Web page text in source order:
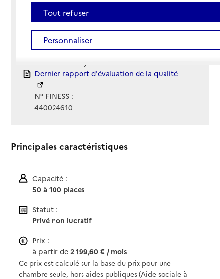
Téléphone :
02 40 31 32 98
Contact
Contact
Site Internet
Site internet non renseigné
Gestionnaire :
Rapport HAS
Dernier rapport d'évaluation de la qualité
N° FINESS :
440024610
Principales caractéristiques
Capacité :
50 à 100 places
Statut :
Privé non lucratif
Prix :
à partir de2 199,60 € / mois
Ce prix est calculé sur la base du prix pour une
chambre seule, hors aides publiques (Aide sociale à
Tout refuser
Personnaliser